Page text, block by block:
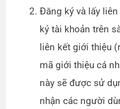
Đăng ký và lấy
ký tài khoản trên
liên kết giới thiệu
mã giới thiệu cá
này sẽ được sử
nhận các người